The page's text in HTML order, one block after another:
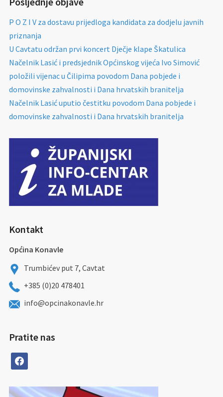
P O Z I V za dostavu prijedloga kandidata za dodjelu javnih
priznanja
U Cavtatu održan prvi koncert Dječje klape Škatulica
Načelnik Lasić i predsjednik Općinskog vijeća Ivo Simović
položili vijenac u Čilipima povodom Dana pobjede i
domovinske zahvalnosti i Dana hrvatskih branitelja
Načelnik Lasić uputio čestitku povodom Dana pobjede i
domovinske zahvalnosti i Dana hrvatskih branitelja
Kontakt
Općina Konavle
Trumbićev put 7, Cavtat
+385 (0)20 478401
info@opcinakonavle.hr
Pratite nas
facebook